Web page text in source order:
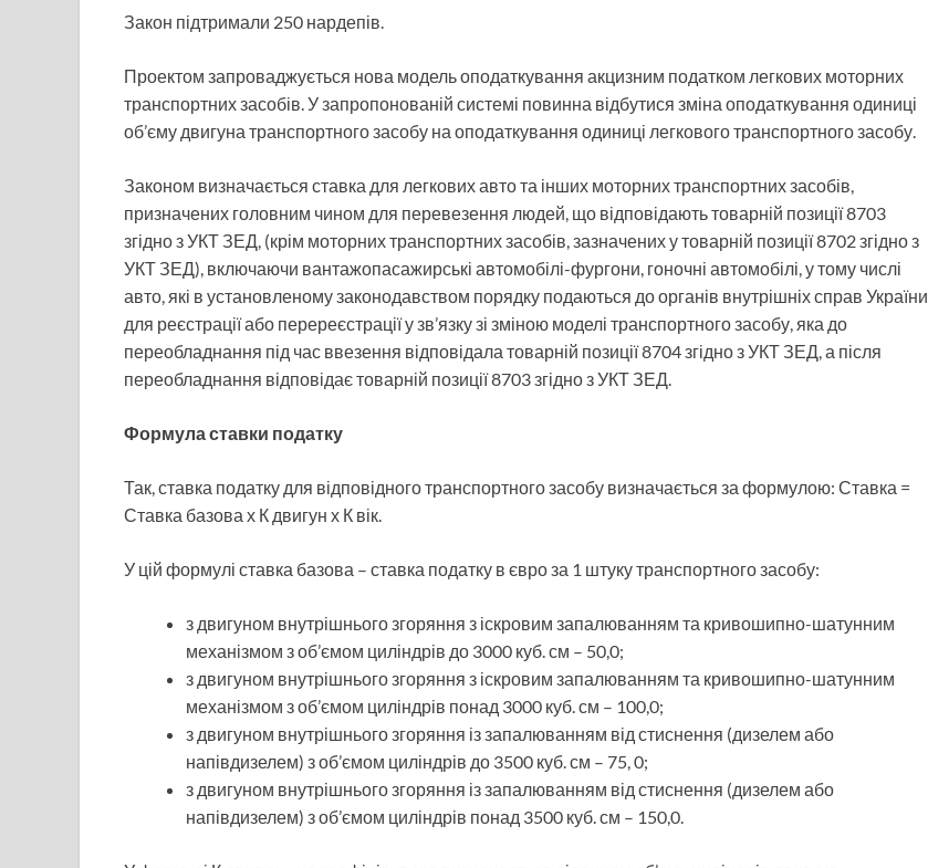
Закон підтримали 250 нардепів.
Проектом запроваджується нова модель оподаткування акцизним податком легкових моторних
транспортних засобів. У запропонованій системі повинна відбутися зміна оподаткування одиниці
об’єму двигуна транспортного засобу на оподаткування одиниці легкового транспортного засобу.
Законом визначається ставка для легкових авто та інших моторних транспортних засобів,
призначених головним чином для перевезення людей, що відповідають товарній позиції 8703
згідно з УКТ ЗЕД, (крім моторних транспортних засобів, зазначених у товарній позиції 8702 згідно з
УКТ ЗЕД), включаючи вантажопасажирські автомобілі-фургони, гоночні автомобілі, у тому числі
авто, які в установленому законодавством порядку подаються до органів внутрішніх справ України
для реєстрації або перереєстрації у зв’язку зі зміною моделі транспортного засобу, яка до
переобладнання під час ввезення відповідала товарній позиції 8704 згідно з УКТ ЗЕД, а після
переобладнання відповідає товарній позиції 8703 згідно з УКТ ЗЕД.
Формула ставки податку
Так, ставка податку для відповідного транспортного засобу визначається за формулою: Ставка =
Ставка базова х К двигун х К вік.
У цій формулі ставка базова – ставка податку в євро за 1 штуку транспортного засобу:
з двигуном внутрішнього згоряння з іскровим запалюванням та кривошипно-шатунним
механізмом з об’ємом циліндрів до 3000 куб. см – 50,0;
з двигуном внутрішнього згоряння з іскровим запалюванням та кривошипно-шатунним
механізмом з об’ємом циліндрів понад 3000 куб. см – 100,0;
з двигуном внутрішнього згоряння із запалюванням від стиснення (дизелем або
напівдизелем) з об’ємом циліндрів до 3500 куб. см – 75, 0;
з двигуном внутрішнього згоряння із запалюванням від стиснення (дизелем або
напівдизелем) з об’ємом циліндрів понад 3500 куб. см – 150,0.